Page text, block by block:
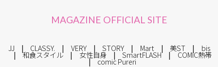
MAGAZINE OFFICIAL SITE
JJ CLASSY. VERY STORY Mart 美ST bis
和食スタイル 女性自身 SmartFLASH COMIC熱帯
comic Pureri